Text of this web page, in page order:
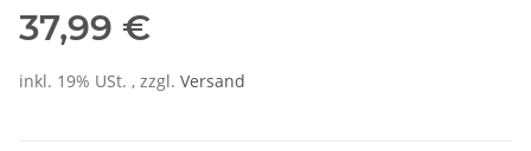
37,99 €
inkl. 19% USt. , zzgl. Versand